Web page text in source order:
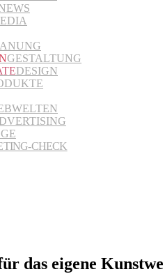
GESTALTUNG
DESIGN
CHECK
das eigene